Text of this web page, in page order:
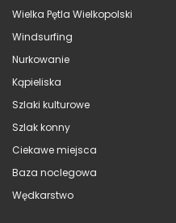
Wielka Pętla Wielkopolski
Windsurfing
Nurkowanie
Kąpieliska
Szlaki kulturowe
Szlak konny
Ciekawe miejsca
Baza noclegowa
Wędkarstwo